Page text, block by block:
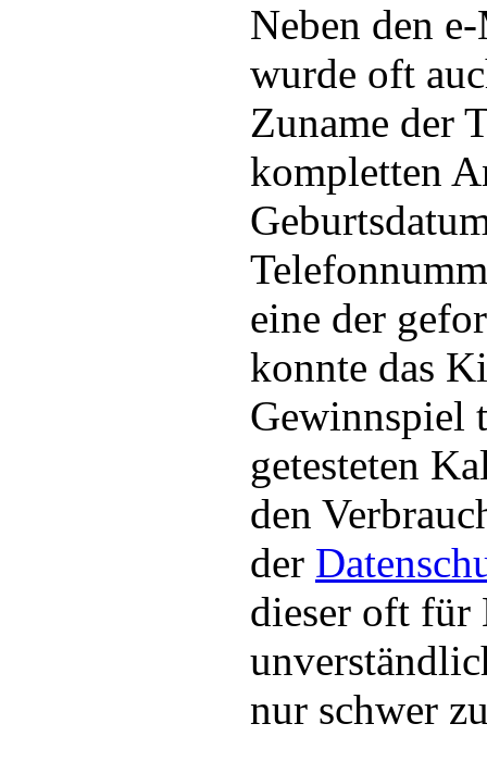
Neben den
wurde oft
Zuname der
kompletten
eine der
konnte das
Gewinnspiel
getesteten
den
der
dieser oft für
nur schwer